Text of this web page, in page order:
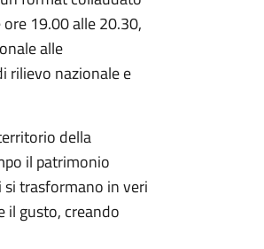
19.00 alle 20.30,
alle
rilievo nazionale e
della
il patrimonio
trasformano in veri
il gusto, creando